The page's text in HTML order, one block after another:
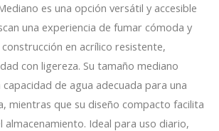
es una opción versátil y accesible
una experiencia de fumar cómoda y
en acrílico resistente,
con ligereza. Su tamaño mediano
de agua adecuada para una
mientras que su diseño compacto facilita
almacenamiento. Ideal para uso diario,